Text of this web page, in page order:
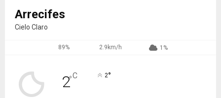
Arrecifes
Cielo Claro
89% 2.9km/h 1%
2°C 2°